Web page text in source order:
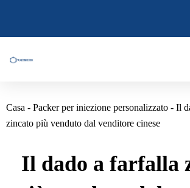
contenuto
Casa - Packer per iniezione personalizzato - Il
zincato più venduto dal venditore cinese
Il dado a farfalla